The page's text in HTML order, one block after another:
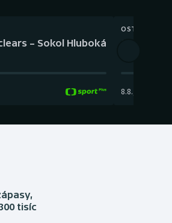
– Sokol Hluboká
OSTATNÍ
8.8.
tisíc